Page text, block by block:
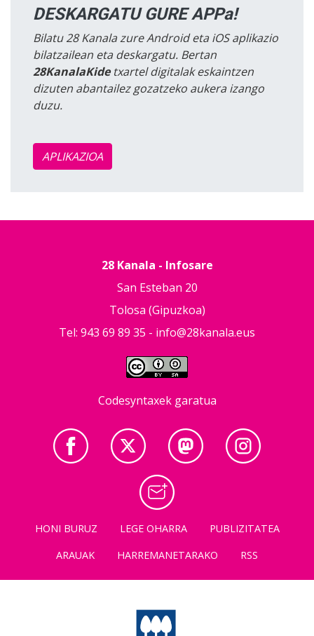
DESKARGATU GURE APPa!
Bilatu 28 Kanala zure Android eta iOS aplikazio
bilatzailean eta deskargatu. Bertan
28KanalaKidetxartel digitalak eskaintzen
dizuten abantailez gozatzeko aukera izango
duzu.
APLIKAZIOA
28 Kanala - Infosare
San Esteban 20
Tolosa (Gipuzkoa)
Tel: 943 69 89 35 - info@28kanala.eus
Codesyntaxek garatua
HONI BURUZ LEGE OHARRA
PUBLIZITATEA
ARAUAK
HARREMANETARAKO RSS